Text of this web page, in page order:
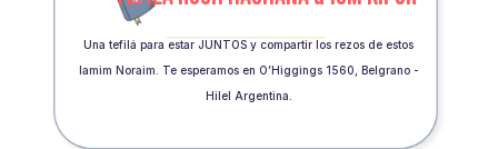
Una tefilá para estar JUNTOS y compartir los rezos de estos
Iamim Noraim. Te esperamos en O’Higgings 1560, Belgrano -
Hilel Argentina.